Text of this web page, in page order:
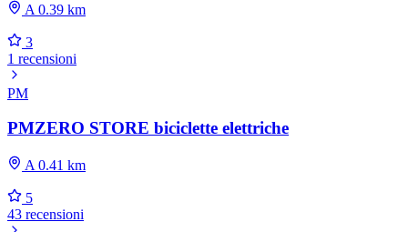
A 0.39 km
3
1 recensioni
PM
PMZERO STORE biciclette elettriche
A 0.41 km
5
43 recensioni